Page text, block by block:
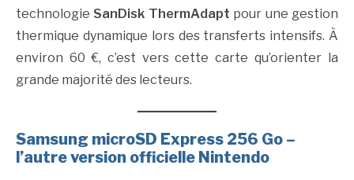
technologie SanDisk ThermAdapt pour une gestion
thermique dynamique lors des transferts intensifs. À
environ 60 €, c’est vers cette carte qu’orienter la
grande majorité des lecteurs.
Samsung microSD Express 256 Go –
l’autre version officielle Nintendo